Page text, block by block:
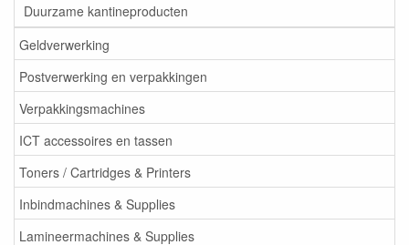
Duurzame kantineproducten
Geldverwerking
Postverwerking en verpakkingen
Verpakkingsmachines
ICT accessoires en tassen
Toners / Cartridges & Printers
Inbindmachines & Supplies
Lamineermachines & Supplies